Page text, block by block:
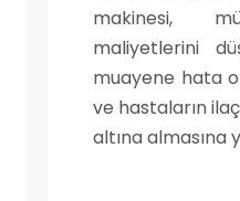
makinesi,
maliyetlerini
muayene hata
ve hastaların
altına almasına